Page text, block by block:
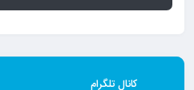
کانال تلگرام